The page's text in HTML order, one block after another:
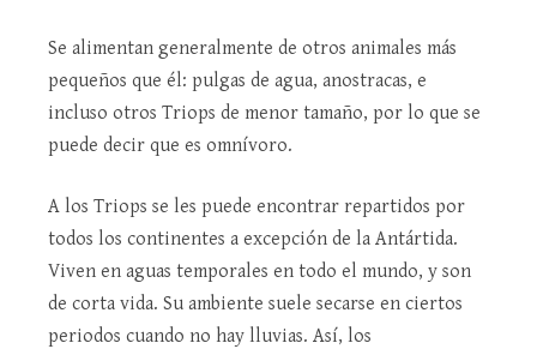
Se alimentan generalmente de otros animales más
pequeños que él: pulgas de agua, anostracas, e
incluso otros Triops de menor tamaño, por lo que se
puede decir que es omnívoro.
A los Triops se les puede encontrar repartidos por
todos los continentes a excepción de la Antártida.
Viven en aguas temporales en todo el mundo, y son
de corta vida. Su ambiente suele secarse en ciertos
periodos cuando no hay lluvias. Así, los